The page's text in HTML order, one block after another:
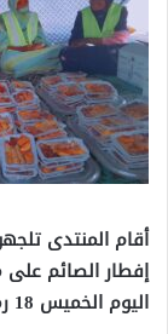
أقام المنتدى
إفطار الصائم
اليوم الخميس 18 رمضان الموافق ل28 مارس 2024 .